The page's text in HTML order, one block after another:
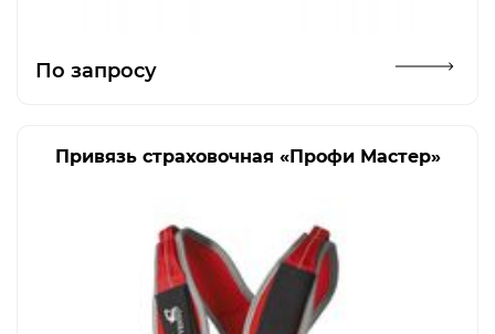
По запросу
Привязь страховочная «Профи Мастер»